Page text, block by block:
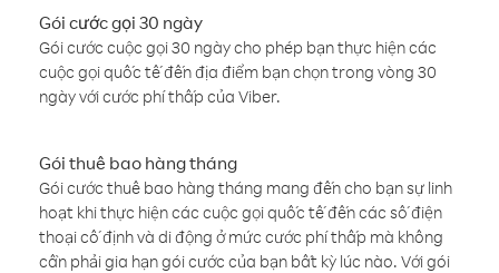
Gói cước gọi 30 ngày
Gói cước cuộc gọi 30 ngày cho phép bạn thực hiện các
cuộc gọi quốc tế đến địa điểm bạn chọn trong vòng 30
ngày với cước phí thấp của Viber.
Gói thuê bao hàng tháng
Gói cước thuê bao hàng tháng mang đến cho bạn sự linh
hoạt khi thực hiện các cuộc gọi quốc tế đến các số điện
thoại cố định và di động ở mức cước phí thấp mà không
cần phải gia hạn gói cước của bạn bất kỳ lúc nào. Với gói